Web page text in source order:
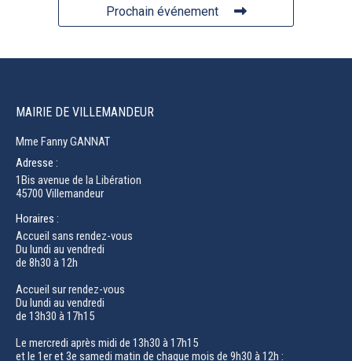
Prochain événement
MAIRIE DE VILLEMANDEUR
Mme Fanny GANNAT
Adresse :
1Bis avenue de la Libération
45700 Villemandeur
Horaires :
Accueil sans rendez-vous
Du lundi au vendredi
de 8h30 à 12h
Accueil sur rendez-vous
Du lundi au vendredi
de 13h30 à 17h15
Le mercredi après midi de 13h30 à 17h15
et le 1er et 3e samedi matin de chaque mois de 9h30 à 12h :